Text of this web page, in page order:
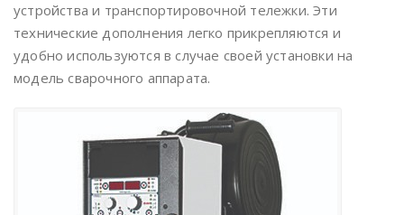
устройства и транспортировочной тележки. Эти
технические дополнения легко прикрепляются и
удобно используются в случае своей установки на
модель сварочного аппарата.